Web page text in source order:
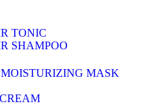
TONIC
SHAMPOO
MASK